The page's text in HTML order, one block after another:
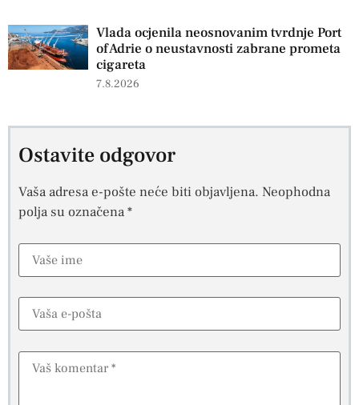
Vlada ocjenila neosnovanim tvrdnje Port
of Adrie o neustavnosti zabrane prometa
cigareta
7.8.2026
Ostavite odgovor
Vaša adresa e-pošte neće biti objavljena. Neophodna
polja su označena*